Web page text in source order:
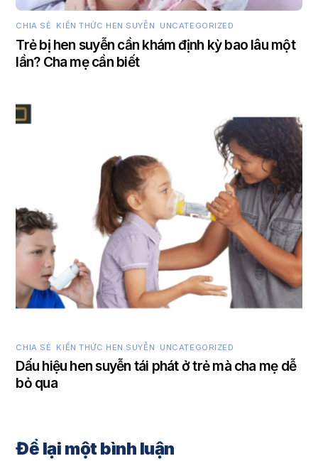
CHIA SẺ KIẾN THỨC HEN SUYỄN UNCATEGORIZED
Trẻ bị hen suyễn cần khám định kỳ bao lâu một
lần? Cha mẹ cần biết
CHIA SẺ KIẾN THỨC HEN SUYỄN UNCATEGORIZED
Dấu hiệu hen suyễn tái phát ở trẻ mà cha mẹ dễ
bỏ qua
Để lại một bình luận